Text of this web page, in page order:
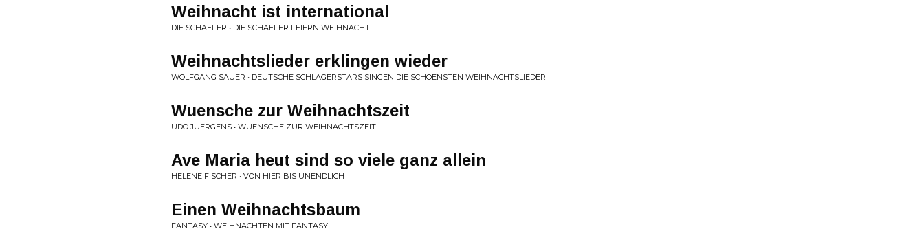
Weihnacht ist international
DIE SCHAEFER • DIE SCHAEFER FEIERN WEIHNACHT
Weihnachtslieder erklingen wieder
WOLFGANG SAUER • DEUTSCHE SCHLAGERSTARS SINGEN DIE SCHOENSTEN WEIHNACHTSLIEDER
Wuensche zur Weihnachtszeit
UDO JUERGENS • WUENSCHE ZUR WEIHNACHTSZEIT
Ave Maria heut sind so viele ganz allein
HELENE FISCHER • VON HIER BIS UNENDLICH
Einen Weihnachtsbaum
FANTASY • WEIHNACHTEN MIT FANTASY